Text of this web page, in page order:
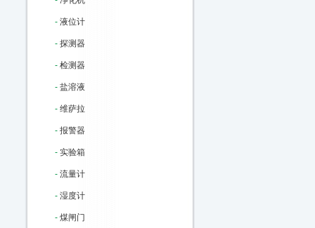
- 液位计
- 探测器
- 检测器
- 盐溶液
- 维萨拉
- 报警器
- 实验箱
- 流量计
- 湿度计
- 煤闸门